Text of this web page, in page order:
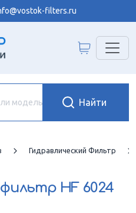
filters.ru
Гидравлический Фильтр
фильтр HF 6024